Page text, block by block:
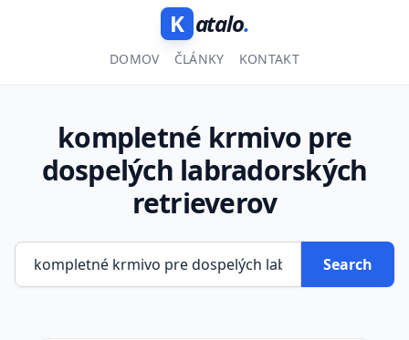
K atalo.
DOMOV ČLÁNKY KONTAKT
kompletné krmivo pre
dospelých labradorských
retrieverov
Search